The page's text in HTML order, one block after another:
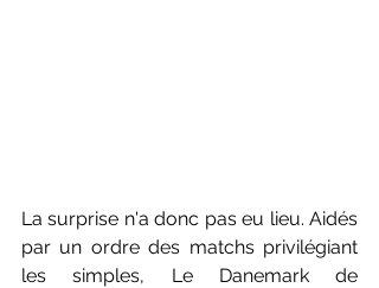
La surprise n'a donc pas eu lieu. Aidés
par un ordre des matchs privilégiant
les simples, Le Danemark de